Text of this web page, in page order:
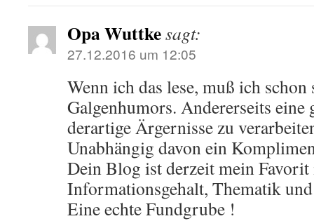
Opa Wuttkesagt:
27.12.2016 um 12:05
Wenn ich das lese, muß ich
Galgenhumors. Andererseits eine
derartige Ärgernisse zu
Unabhängig davon ein
Dein Blog ist derzeit mein Favorit
Informationsgehalt, Thematik
Eine echte Fundgrube !